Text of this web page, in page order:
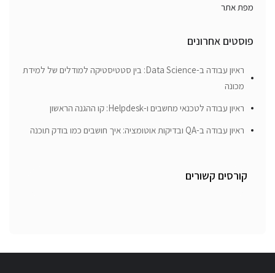
מפת אתר
פוסטים אחרונים
ראיון עבודה ב-Data Science: בין סטטיסטיקה למודלים של למידת
מכונה
ראיון עבודה לטכנאי מחשבים ו-Helpdesk: קו ההגנה הראשון
ראיון עבודה ב-QA ובדיקות אוטומציה: איך חושבים כמו בודק תוכנה
קורסים קשורים